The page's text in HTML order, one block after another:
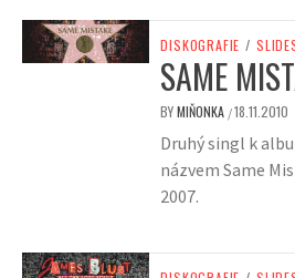
DISKOGRAFIE /
SAME
BYMIŇONKA /18.11.2010
Druhý singl k
názvem Same
2007.